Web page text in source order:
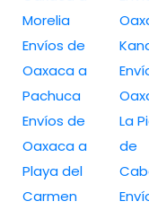
Morelia
Envíos de
Oaxaca a
Pachuca
Envíos de
Oaxaca a
Playa del
Carmen
La
de